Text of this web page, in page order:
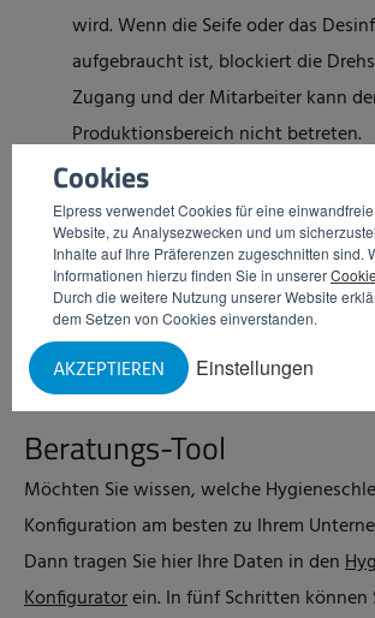
Cookies
Elpress verwendet Cookies für eine
Website, zu Analysezwecken und um
Inhalte auf Ihre Präferenzen zugeschnitten sind.
Informationen hierzu finden Sie in unserer
Durch die weitere Nutzung unserer Website
dem Setzen von Cookies einverstanden.
Einstellungen
AKZEPTIEREN
wird. Wenn die Seife oder das
aufgebraucht ist, blockiert die
Zugang und der Mitarbeiter kann
Produktionsbereich nicht betreten.
Personen- und
Die Hygieneschleuse kann mit
versehen werden, mit dem erfasst
Mitarbeiter den Raum betritt und
Gleichzeitig kann ein Freigabesignal
externen Durchgang gegeben werden.
Beratungs-Tool
Möchten Sie wissen, welche
Konfiguration am besten zu Ihrem
Dann tragen Sie hier Ihre Daten in den
Konfiguratorein. In fünf Schritten können